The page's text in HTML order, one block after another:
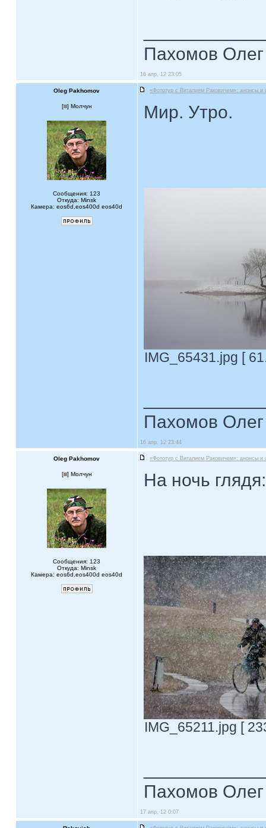
Пахомов
16 апр, 12 23:05
Oleg Pakhomov «Фототур с Виталием Раковичем»: анонсы и
[ ] Молчун
Сообщения: 123
Откуда: Minsk
Камера: eos6d,eos400d eos40d
Мир. Утро.
IMG_65431.jpg [
Пахомов
16 апр, 12 23:44
Oleg Pakhomov «Фототур с Виталием Раковичем»: анонсы и
[ ] Молчун
Сообщения: 123
Откуда: Minsk
Камера: eos6d,eos400d eos40d
На ночь
IMG_65211.jpg [
Пахомов
17 апр, 12 0:07